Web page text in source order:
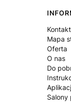
Kontakt
Mapa
Oferta
O nas
Do
Salony